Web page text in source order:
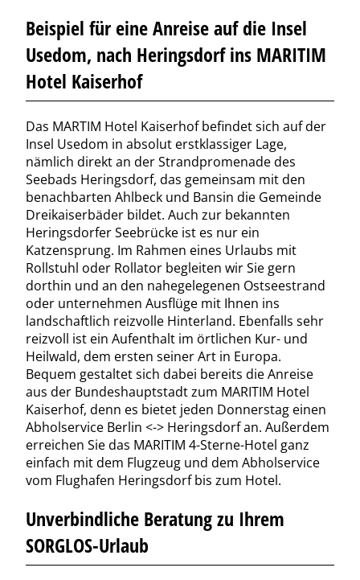
Beispiel für eine Anreise auf die Insel
Usedom, nach Heringsdorf ins MARITIM
Hotel Kaiserhof
Das MARTIM Hotel Kaiserhof befindet sich auf der
Insel Usedom in absolut erstklassiger Lage,
nämlich direkt an der Strandpromenade des
Seebads Heringsdorf, das gemeinsam mit den
benachbarten Ahlbeck und Bansin die Gemeinde
Dreikaiserbäder bildet. Auch zur bekannten
Heringsdorfer Seebrücke ist es nur ein
Katzensprung. Im Rahmen eines Urlaubs mit
Rollstuhl oder Rollator begleiten wir Sie gern
dorthin und an den nahegelegenen Ostseestrand
oder unternehmen Ausflüge mit Ihnen ins
landschaftlich reizvolle Hinterland. Ebenfalls sehr
reizvoll ist ein Aufenthalt im örtlichen Kur- und
Heilwald, dem ersten seiner Art in Europa.
Bequem gestaltet sich dabei bereits die Anreise
aus der Bundeshauptstadt zum MARITIM Hotel
Kaiserhof, denn es bietet jeden Donnerstag einen
Abholservice Berlin <-> Heringsdorf an. Außerdem
erreichen Sie das MARITIM 4-Sterne-Hotel ganz
einfach mit dem Flugzeug und dem Abholservice
vom Flughafen Heringsdorf bis zum Hotel.
Unverbindliche Beratung zu Ihrem
SORGLOS-Urlaub